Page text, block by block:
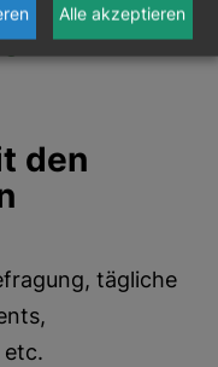
den
tägliche
etc.
Alle akzeptieren